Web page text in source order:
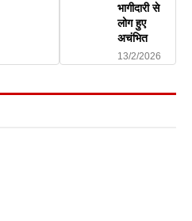
भागीदारी से
लोग हुए
अचंभित
13/2/2026